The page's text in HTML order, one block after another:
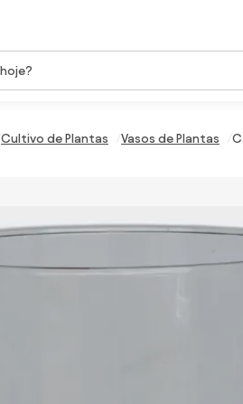
Cultivo de Plantas Vasos de Plantas